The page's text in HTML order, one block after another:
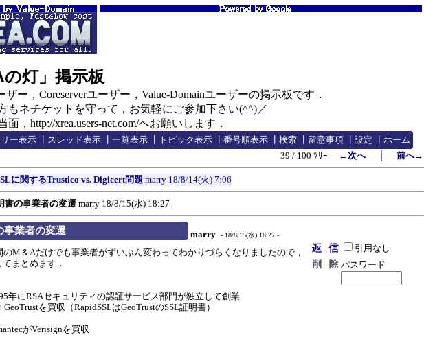
の灯」掲示板
ー，Coreserverユーザー，Value-Domainユーザーの掲示板です．
もネチケットを守って，お気軽にご参加下さい(^^)／
，http://xrea.users-net.com/へお願いします．
ー表示 スレッド表示 一覧表示 トピック表示 番号順表示 検索 留意事項 設定
ホーム
39 / 100 ﾂﾘｰ
←次へ｜ 前へ→
に関するTrustico vs. Digicert問題 marry 18/8/14(火) 7:06
書の事業者の変遷 marry 18/8/15(水) 18:27
事業者の変遷 marry - 18/8/15(水) 18:27 -
M＆Aだけでも事業者がずいぶん変わってわかりづらくなりましたので，
まとめます．
年にRSAセキュリティの認証サービス部門が独立して創業
を買収（RapidSSLはGeoTrustのSSL証明書）
がVerisignを買収
引用なし
パスワード